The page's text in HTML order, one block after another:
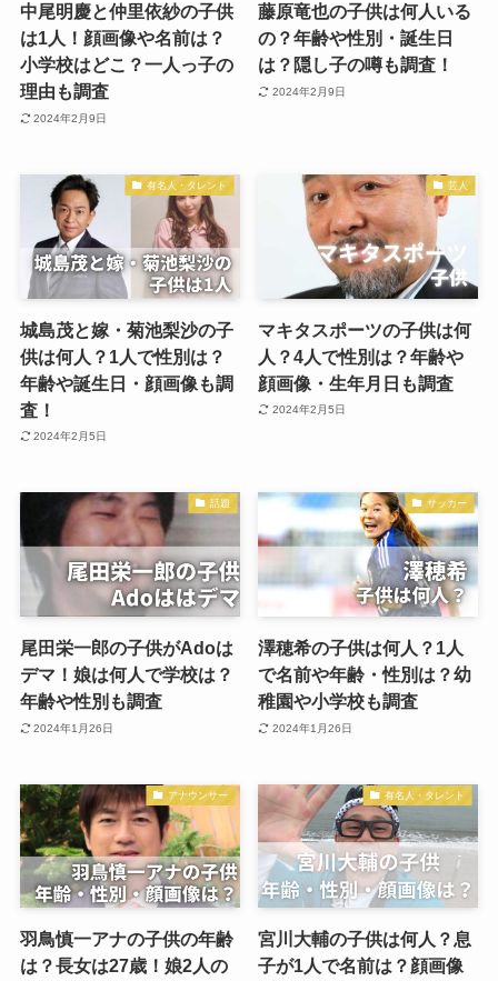
中尾明慶と仲里依紗の子供
は1人！顔画像や名前は？
小学校はどこ？一人っ子の
理由も調査
2024年2月9日
藤原竜也の子供は何人いる
の？年齢や性別・誕生日
は？隠し子の噂も調査！
2024年2月9日
有名人・タレント
城島茂と嫁・菊池梨沙の子
供は何人？1人で性別は？
年齢や誕生日・顔画像も調
査！
2024年2月5日
芸人
マキタスポーツの子供は何
人？4人で性別は？年齢や
顔画像・生年月日も調査
2024年2月5日
話題
尾田栄一郎の子供がAdoは
デマ！娘は何人で学校は？
年齢や性別も調査
2024年1月26日
サッカー
澤穂希の子供は何人？1人
で名前や年齢・性別は？幼
稚園や小学校も調査
2024年1月26日
アナウンサー
羽鳥慎一アナの子供の年齢
は？長女は27歳！娘2人の
有名人・タレント
宮川大輔の子供は何人？息
子が1人で名前は？顔画像